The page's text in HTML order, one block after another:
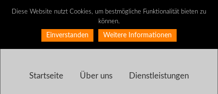
Startseite Über uns Dienstleistungen
Diese Website nutzt Cookies, um bestmögliche Funktionalität bieten zu
können.
Einverstanden Weitere Informationen